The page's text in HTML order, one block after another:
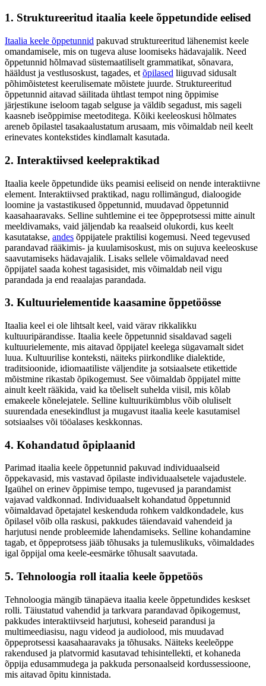
1. Struktureeritud itaalia keele õppetundide eelised
Itaalia keele õppetunnid pakuvad struktureeritud lähenemist keele
omandamisele, mis on tugeva aluse loomiseks hädavajalik. Need
õppetunnid hõlmavad süstemaatiliselt grammatikat, sõnavara,
hääldust ja vestlusoskust, tagades, et õpilased liiguvad sidusalt
põhimõistetest keerulisemate mõistete juurde. Struktureeritud
õppetunnid aitavad säilitada ühtlast tempot ning õppimise
järjestikune iseloom tagab selguse ja väldib segadust, mis sageli
kaasneb iseõppimise meetoditega. Kõiki keeleoskusi hõlmates
areneb õpilastel tasakaalustatum arusaam, mis võimaldab neil keelt
erinevates kontekstides kindlamalt kasutada.
2. Interaktiivsed keelepraktikad
Itaalia keele õppetundide üks peamisi eeliseid on nende interaktiivne
element. Interaktiivsed praktikad, nagu rollimängud, dialoogide
loomine ja vastastikused õppetunnid, muudavad õppetunnid
kaasahaaravaks. Selline suhtlemine ei tee õppeprotsessi mitte ainult
meeldivamaks, vaid jäljendab ka reaalseid olukordi, kus keelt
kasutatakse, andes õppijatele praktilisi kogemusi. Need tegevused
parandavad rääkimis- ja kuulamisoskust, mis on sujuva keeleoskuse
saavutamiseks hädavajalik. Lisaks sellele võimaldavad need
õppijatel saada kohest tagasisidet, mis võimaldab neil vigu
parandada ja end reaalajas parandada.
3. Kultuurielementide kaasamine õppetöösse
Itaalia keel ei ole lihtsalt keel, vaid värav rikkalikku
kultuuripärandisse. Itaalia keele õppetunnid sisaldavad sageli
kultuurielemente, mis aitavad õppijatel keelega sügavamalt sidet
luua. Kultuurilise konteksti, näiteks piirkondlike dialektide,
traditsioonide, idiomaatiliste väljendite ja sotsiaalsete etikettide
mõistmine rikastab õpikogemust. See võimaldab õppijatel mitte
ainult keelt rääkida, vaid ka tõeliselt suhelda viisil, mis kõlab
emakeele kõnelejatele. Selline kultuurikümblus võib oluliselt
suurendada enesekindlust ja mugavust itaalia keele kasutamisel
sotsiaalses või tööalases keskkonnas.
4. Kohandatud õpiplaanid
Parimad itaalia keele õppetunnid pakuvad individuaalseid
õppekavasid, mis vastavad õpilaste individuaalsetele vajadustele.
Igaühel on erinev õppimise tempo, tugevused ja parandamist
vajavad valdkonnad. Individuaalselt kohandatud õppetunnid
võimaldavad õpetajatel keskenduda rohkem valdkondadele, kus
õpilasel võib olla raskusi, pakkudes täiendavaid vahendeid ja
harjutusi nende probleemide lahendamiseks. Selline kohandamine
tagab, et õppeprotsess jääb tõhusaks ja tulemuslikuks, võimaldades
igal õppijal oma keele-eesmärke tõhusalt saavutada.
5. Tehnoloogia roll itaalia keele õppetöös
Tehnoloogia mängib tänapäeva itaalia keele õppetundides keskset
rolli. Täiustatud vahendid ja tarkvara parandavad õpikogemust,
pakkudes interaktiivseid harjutusi, koheseid parandusi ja
multimeediasisu, nagu videod ja audiolood, mis muudavad
õppeprotsessi kaasahaaravaks ja tõhusaks. Näiteks keeleõppe
rakendused ja platvormid kasutavad tehisintellekti, et kohaneda
õppija edusammudega ja pakkuda personaalseid kordussessioone,
mis aitavad õpitu kinnistada.